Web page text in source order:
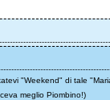
"Weekend" di tale
meglio Piombino!)